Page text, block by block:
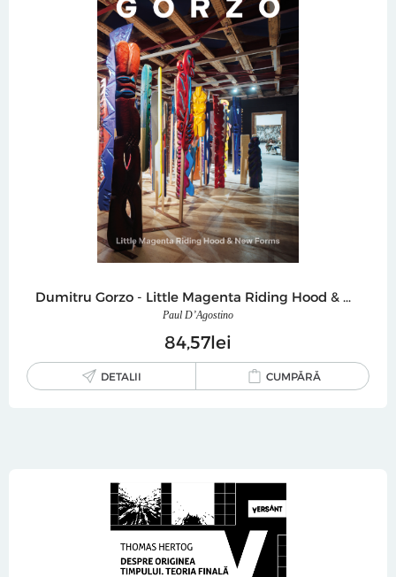
Dumitru Gorzo - Little Magenta Riding Hood & New Forms
Paul D’Agostino
8457lei
DETALII CUMPĂRĂ